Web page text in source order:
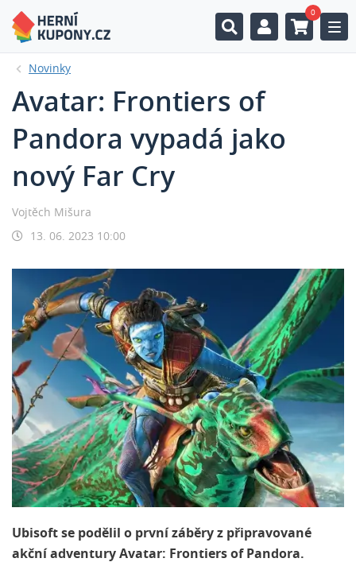
0
Novinky
Avatar: Frontiers of
Pandora vypadá jako
nový Far Cry
Vojtěch Mišura
13. 06. 2023 10:00
Ubisoft se podělil o první záběry z připravované
akční adventury Avatar: Frontiers of Pandora.